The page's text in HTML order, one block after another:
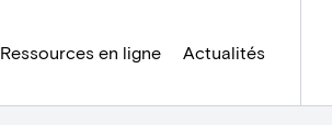
Ressources en ligne Actualités